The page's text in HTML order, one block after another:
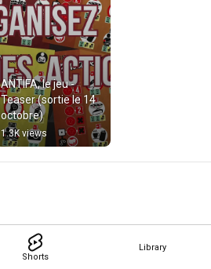
Shorts
Library
ANTIFA, le jeu -
Teaser (sortie le 14
octobre)
1.3K views